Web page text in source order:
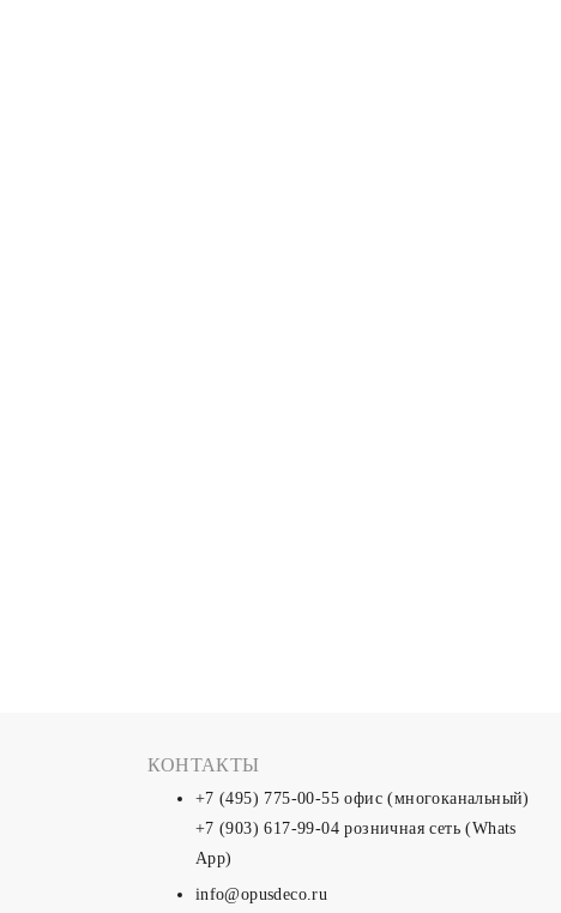
КОНТАКТЫ
+7 (495) 775-00-55 офис (многоканальный)
+7 (903) 617-99-04 розничная сеть (Whats
App)
info@opusdeco.ru